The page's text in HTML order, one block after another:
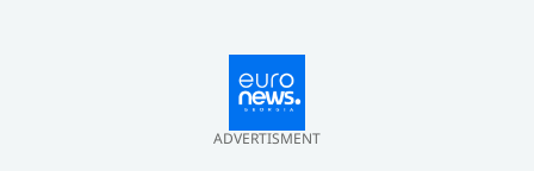
ADVERTISMENT